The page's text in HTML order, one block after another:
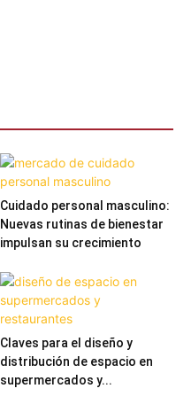
Cuidado personal masculino:
Nuevas rutinas de bienestar
impulsan su crecimiento
Claves para el diseño y
distribución de espacio en
supermercados y...